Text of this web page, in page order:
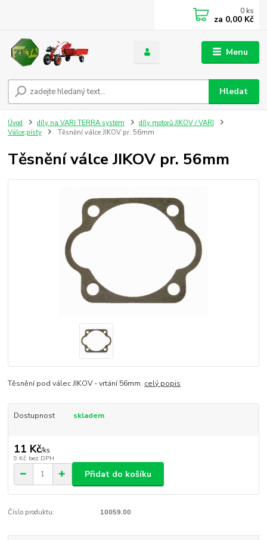
Menu
Hledat
0 ks
za 0,00 Kč
Úvod díly na VARI TERRA systém
díly motorů JIKOV / VARI
Válce,písty
Těsnění válce JIKOV pr. 56mm
Těsnění válce JIKOV pr. 56mm
Těsnění pod válec JIKOV - vrtání 56mm. celý popis
Dostupnost skladem
11 Kč/ks
9 Kč bez DPH
Přidat do košíku
Číslo produktu: 10059.00